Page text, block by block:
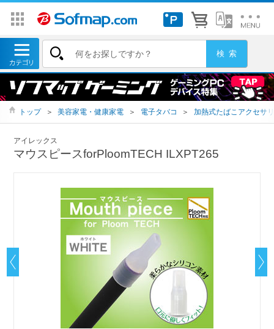
トップ ＞ 美容家電・健康家電 ＞ 電子タバコ ＞ 加熱式たばこアクセサ
アイレックス
マウスピースforPloomTECH ILXPT265